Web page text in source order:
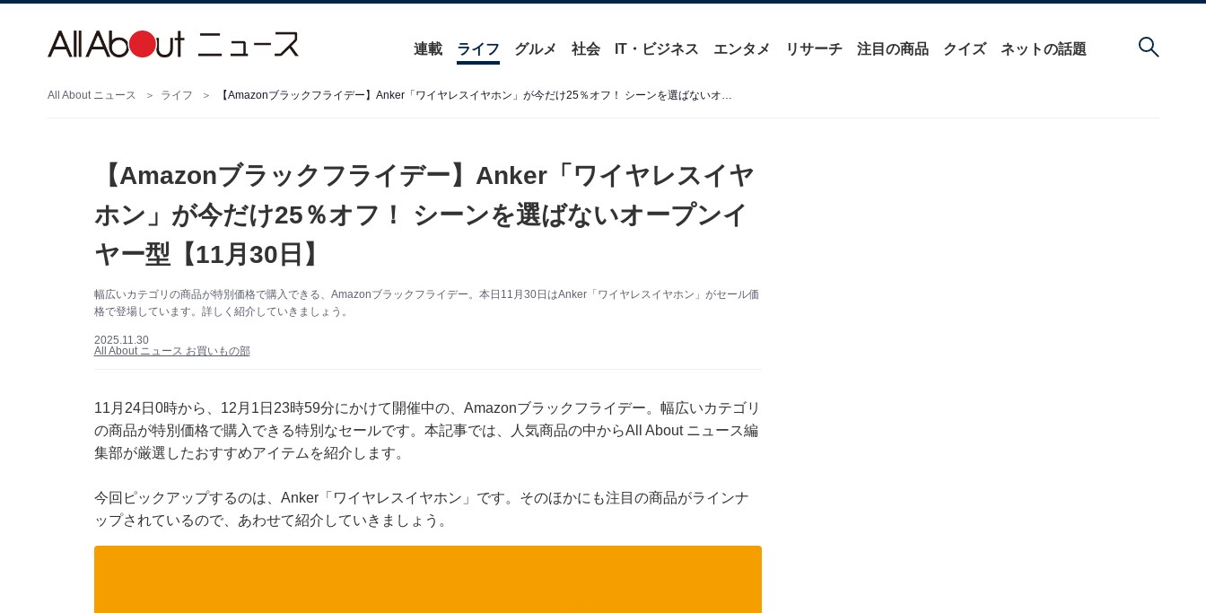
連載 ライフ グルメ 社会 IT・ビジネス エンタメ リサーチ 注目の商品 クイズ ネットの話題
All About ニュース ライフ 【Amazonブラックフライデー】Anker「ワイヤレスイヤホン」が今だけ25％オフ！ シーンを選ばないオープンイヤー型【11月30日】
【Amazonブラックフライデー】Anker「ワイヤレスイヤ
ホン」が今だけ25％オフ！ シーンを選ばないオープンイ
ヤー型【11月30日】
幅広いカテゴリの商品が特別価格で購入できる、Amazonブラックフライデー。本日11月30日はAnker「ワイヤレスイヤホン」がセール価
格で登場しています。詳しく紹介していきましょう。
2025.11.30
All About ニュース お買いもの部
11月24日0時から、12月1日23時59分にかけて開催中の、Amazonブラックフライデー。幅広いカテゴリ
の商品が特別価格で購入できる特別なセールです。本記事では、人気商品の中からAll About ニュース編
集部が厳選したおすすめアイテムを紹介します。
今回ピックアップするのは、Anker「ワイヤレスイヤホン」です。そのほかにも注目の商品がラインナ
ップされているので、あわせて紹介していきましょう。